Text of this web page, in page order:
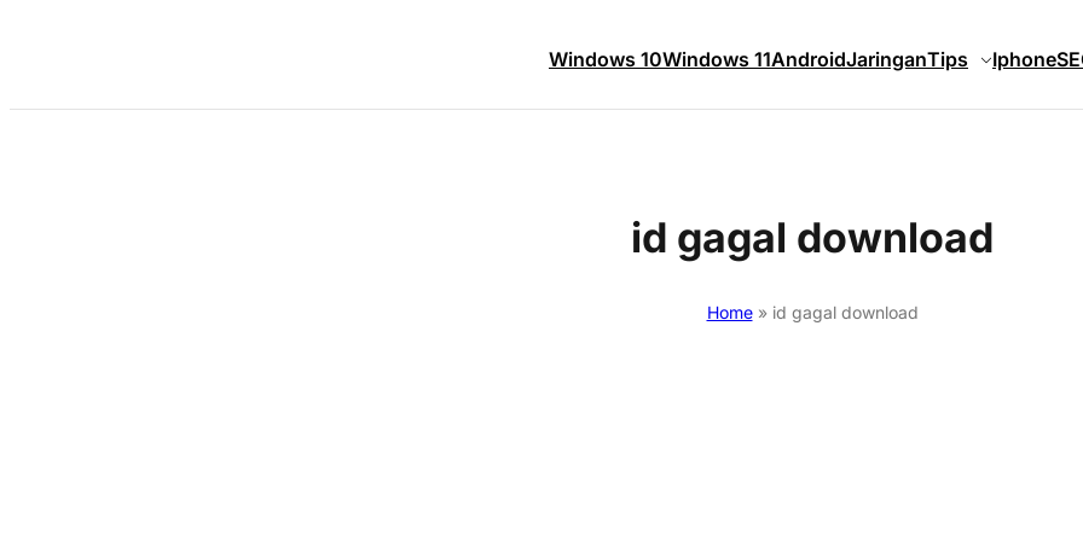
Windows 10Windows 11AndroidJaringanTips Iphone
id gagal download
Home» id gagal download